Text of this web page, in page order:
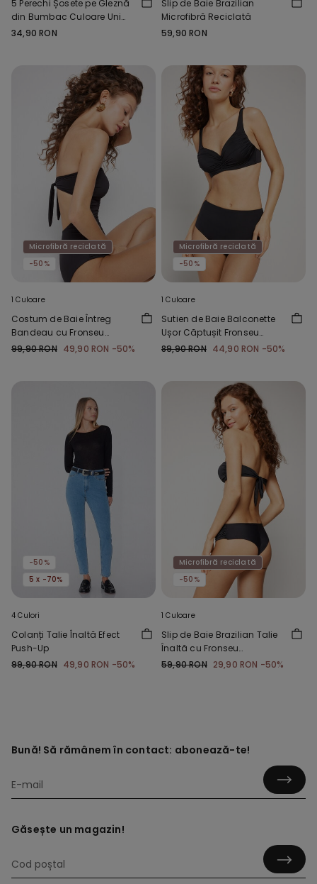
5 Perechi Șosete pe Gleznă
din Bumbac Culoare Uni
Unisex
34,90 RON
Slip de Baie Brazilian
Microfibră Reciclată
59,90 RON
Microfibră reciclată
-50%
1 Culoare
Costum de Baie Întreg
Bandeau cu Fronseu
Microfibră Reciclată
99,90 RON 49,90 RON -50%
Microfibră reciclată
-50%
1 Culoare
Sutien de Baie Balconette
Ușor Căptușit Fronseu
Reciclat
89,90 RON 44,90 RON -50%
-50%
5 x -70%
4 Culori
Colanți Talie Înaltă Efect
Push-Up
99,90 RON 49,90 RON -50%
Microfibră reciclată
-50%
1 Culoare
Slip de Baie Brazilian Talie
Înaltă cu Fronseu
Microfibră Reciclată
59,90 RON 29,90 RON -50%
Bună! Să rămânem în contact: abonează-te!
Găsește un magazin!